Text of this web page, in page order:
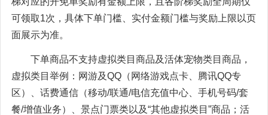
可领取1次，具体下单门槛、实付金额门槛与奖励上限以页
面展示为准。
下单商品不支持虚拟类目商品及活体宠物类目商品，
虚拟类目举例：网游及QQ（网络游戏点卡、腾讯QQ专
区）、话费通信（移动/联通/电信充值中心、手机号码/套
餐/增值业务）、景点门票类以及“其他虚拟类目”商品；活